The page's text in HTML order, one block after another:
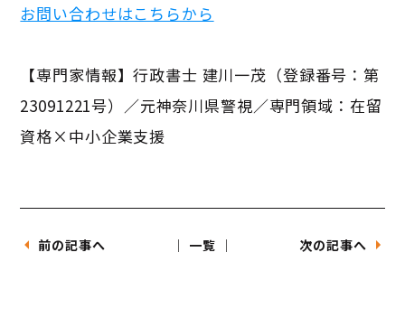
お問い合わせはこちらから
【専門家情報】行政書士 建川一茂（登録番号：第
23091221号）／元神奈川県警視／専門領域：在留
資格×中小企業支援
前の記事へ 次の記事へ
│ 一覧 │